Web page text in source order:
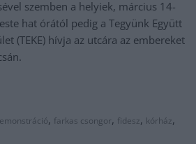
szemben a helyiek, március 14-
hat órától pedig a Tegyünk Együtt
(TEKE) hívja az utcára az embereket
, farkas csongor, fidesz, kórház,